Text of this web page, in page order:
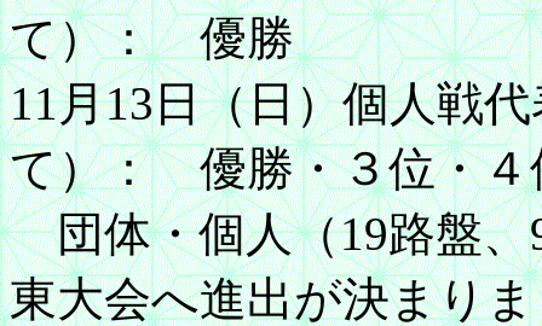
て）： 優勝
11月13日（日）個人戦
て）： 優勝・３位・４
団体・個人（19路盤、
東大会へ進出が決まり